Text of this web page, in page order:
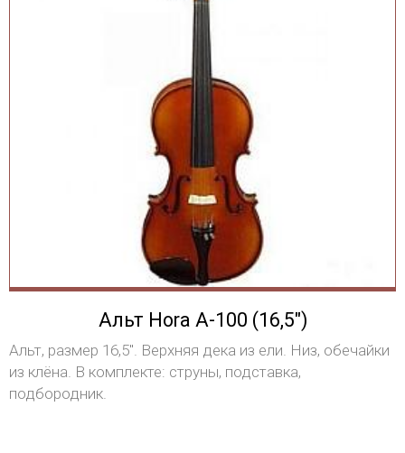
Альт Hora A-100 (16,5")
Альт, размер 16,5". Верхняя дека из ели. Низ, обечайки
из клёна. В комплекте: струны, подставка,
подбородник.